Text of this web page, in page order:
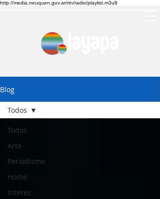
http://media.neuquen.gov.ar/rtn/radio/playlist.m3u8
Blog
Todos
Arte
Periodismo
Home
Interes
Todos